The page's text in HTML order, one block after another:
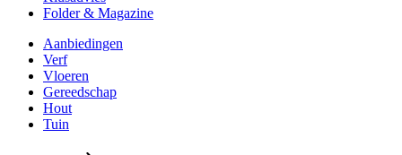
Folder & Magazine
Aanbiedingen
Verf
Vloeren
Gereedschap
Hout
Tuin